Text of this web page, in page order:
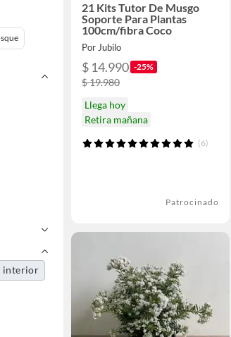
interior
21 Kits Tutor De Musgo
Soporte Para Plantas
100cm/fibra Coco
Por Jubilo
$ 14.990 -25%
$ 19.980
Llega hoy
Retira mañana
(6)
Patrocinado